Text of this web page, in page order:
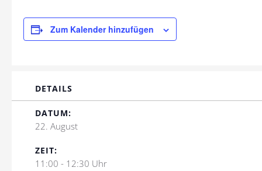
Zum Kalender hinzufügen
DETAILS
DATUM:
22. August
ZEIT:
11:00 - 12:30 Uhr